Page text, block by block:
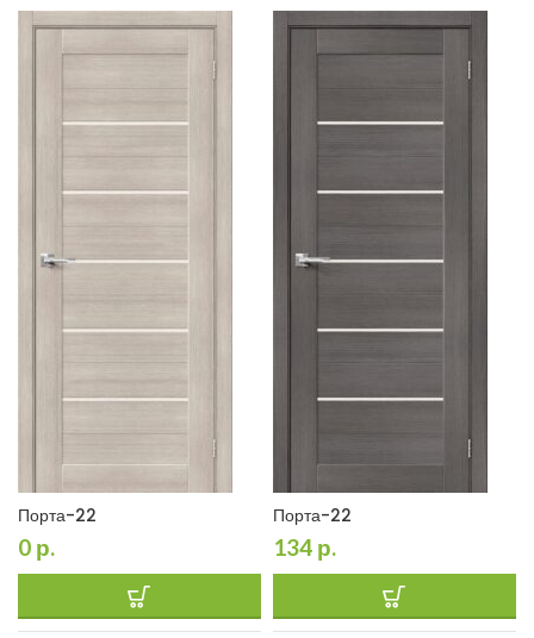
Порта-22
0 р.
Порта-22
134 р.